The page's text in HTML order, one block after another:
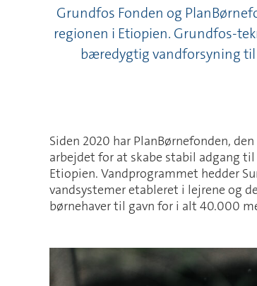
Grundfos Fonden og
regionen i Etiopien. Grundfos-
bæredygtig vandforsyning
Siden 2020 har PlanBørnefonden,
arbejdet for at skabe stabil adgang
Etiopien. Vandprogrammet hedder
vandsystemer etableret i lejrene og
børnehaver til gavn for i alt 40.000